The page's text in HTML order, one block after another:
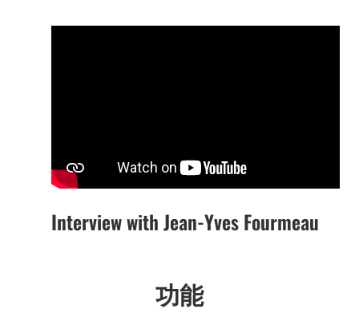
Interview with Jean-Yves Fourmeau
功能